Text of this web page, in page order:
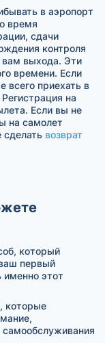
в аэропорт
время
сдачи
контроля
вам выхода. Эти
времени. Если
всего приехать в
на
Если вы не
на самолет
возврат
который
первый
именно этот
которые
самообслуживания